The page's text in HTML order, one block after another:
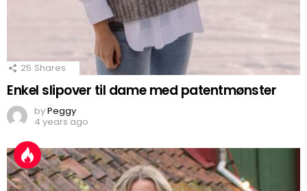
25 Shares
Enkel slipover til dame med patentmønster
byPeggy
4 years ago